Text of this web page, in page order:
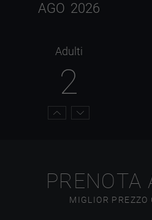
AGO 2026
Adulti
2
PRENOTA
MIGLIOR PREZZO